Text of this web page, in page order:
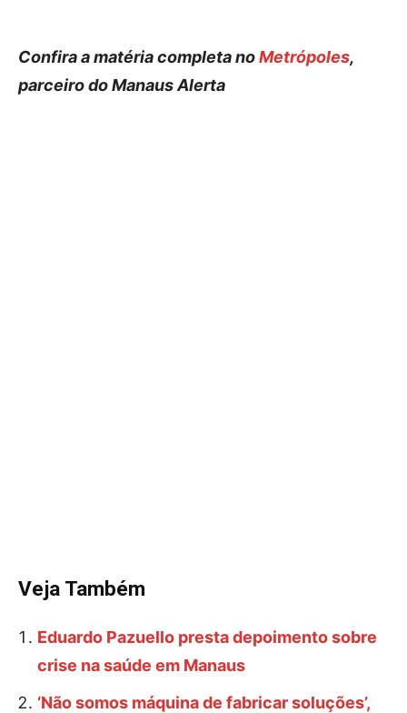
Confira a matéria completa noMetrópoles,
parceiro do Manaus Alerta
Veja Também
Eduardo Pazuello presta depoimento sobre
crise na saúde em Manaus
‘Não somos máquina de fabricar soluções’,